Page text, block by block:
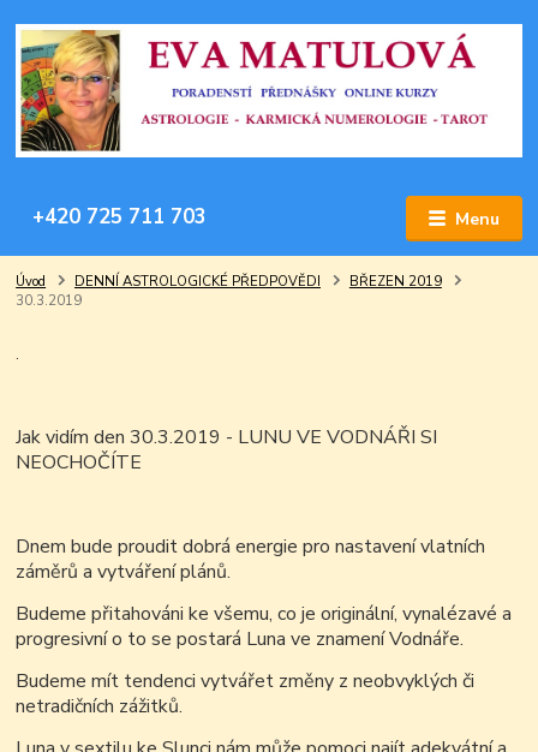
Menu
+420 725 711 703
Úvod DENNÍ ASTROLOGICKÉ PŘEDPOVĚDI
BŘEZEN 2019
30.3.2019
.
Jak vidím den 30.3.2019 - LUNU VE VODNÁŘI SI
NEOCHOČÍTE
Dnem bude proudit dobrá energie pro nastavení vlatních
záměrů a vytváření plánů.
Budeme přitahováni ke všemu, co je originální, vynalézavé a
progresivní o to se postará Luna ve znamení Vodnáře.
Budeme mít tendenci vytvářet změny z neobvyklých či
netradičních zážitků.